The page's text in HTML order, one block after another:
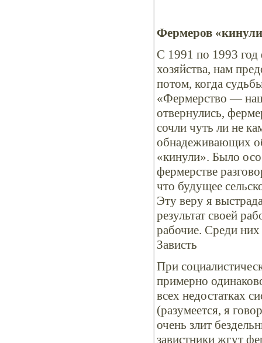
Фермеров
С 1991 по 1993 год
хозяйства, нам
потом, когда
«Фермерство —
отвернулись,
сочли чуть ли не
обнадеживающих
«кинули». Было
фермерстве
что будущее
Эту веру я
результат своей
рабочие. Среди
Зависть
При
примерно
всех недостатках
(разумеется, я
очень злит
завистники жгут